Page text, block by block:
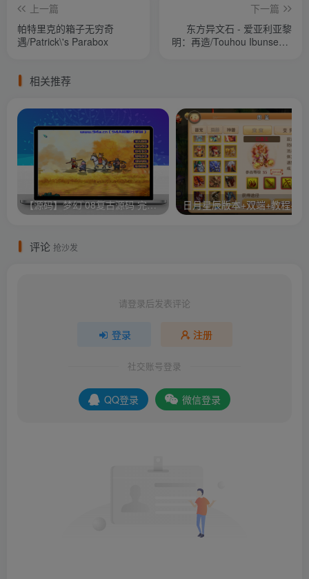
上一篇
帕特里克的箱子无穷奇
遇/Patrick\'s Parabox
下一篇
东方异文石 - 爱亚利亚黎
明：再造/Touhou Ibunseki -
相关推荐
【源码】梦幻 08复古源码 完整客户端 服务端GGE源码
评论 抢沙发
请登录后发表评论
登录 注册
社交账号登录
QQ登录 微信登录